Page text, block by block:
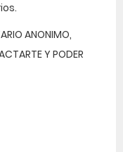
ANONIMO,
Y PODER